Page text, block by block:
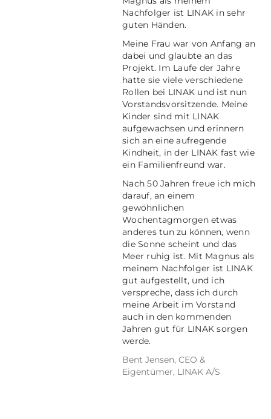
Nachfolger ist LINAK in sehr
guten Händen.
Meine Frau war von Anfang an
dabei und glaubte an das
Projekt. Im Laufe der Jahre
hatte sie viele verschiedene
Rollen bei LINAK und ist nun
Vorstandsvorsitzende. Meine
Kinder sind mit LINAK
aufgewachsen und erinnern
sich an eine aufregende
Kindheit, in der LINAK fast wie
ein Familienfreund war.
Nach 50 Jahren freue ich mich
darauf, an einem
gewöhnlichen
Wochentagmorgen etwas
anderes tun zu können, wenn
die Sonne scheint und das
Meer ruhig ist. Mit Magnus als
meinem Nachfolger ist LINAK
gut aufgestellt, und ich
verspreche, dass ich durch
meine Arbeit im Vorstand
auch in den kommenden
Jahren gut für LINAK sorgen
werde.
Bent Jensen, CEO &
Eigentümer, LINAK A/S